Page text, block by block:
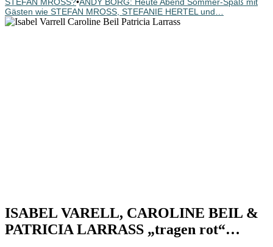
Gästen wie STEFAN MROSS, STEFANIE HERTEL und…
ISABEL VARELL, CAROLINE BEIL &
PATRICIA LARRASS „tragen rot“…